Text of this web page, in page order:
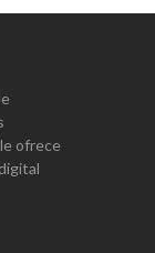
ofrece